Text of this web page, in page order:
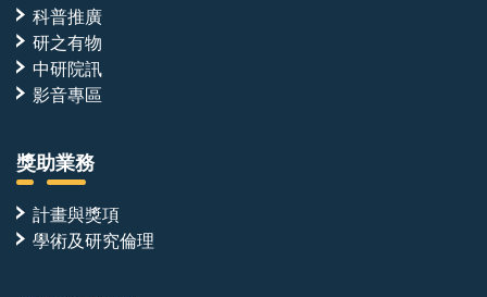
科普推廣
研之有物
中研院訊
影音專區
獎助業務
計畫與獎項
學術及研究倫理